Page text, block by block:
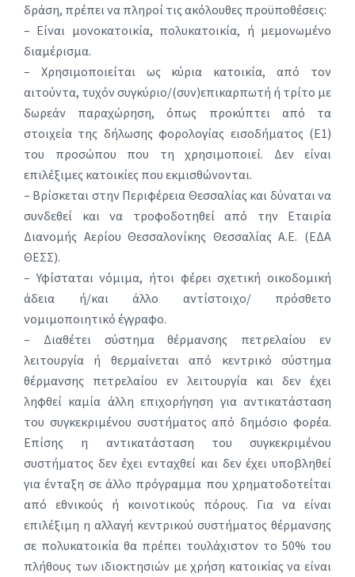
δράση, πρέπει να πληροί τις ακόλουθες προϋποθέσεις:
– Είναι μονοκατοικία, πολυκατοικία, ή μεμονωμένο
διαμέρισμα.
– Χρησιμοποιείται ως κύρια κατοικία, από τον
αιτούντα, τυχόν συγκύριο/(συν)επικαρπωτή ή τρίτο με
δωρεάν παραχώρηση, όπως προκύπτει από τα
στοιχεία της δήλωσης φορολογίας εισοδήματος (Ε1)
του προσώπου που τη χρησιμοποιεί. Δεν είναι
επιλέξιμες κατοικίες που εκμισθώνονται.
– Βρίσκεται στην Περιφέρεια Θεσσαλίας και δύναται να
συνδεθεί και να τροφοδοτηθεί από την Εταιρία
Διανομής Αερίου Θεσσαλονίκης Θεσσαλίας Α.Ε. (ΕΔΑ
ΘΕΣΣ).
– Υφίσταται νόμιμα, ήτοι φέρει σχετική οικοδομική
άδεια ή/και άλλο αντίστοιχο/ πρόσθετο
νομιμοποιητικό έγγραφο.
– Διαθέτει σύστημα θέρμανσης πετρελαίου εν
λειτουργία ή θερμαίνεται από κεντρικό σύστημα
θέρμανσης πετρελαίου εν λειτουργία και δεν έχει
ληφθεί καμία άλλη επιχορήγηση για αντικατάσταση
του συγκεκριμένου συστήματος από δημόσιο φορέα.
Επίσης η αντικατάσταση του συγκεκριμένου
συστήματος δεν έχει ενταχθεί και δεν έχει υποβληθεί
για ένταξη σε άλλο πρόγραμμα που χρηματοδοτείται
από εθνικούς ή κοινοτικούς πόρους. Για να είναι
επιλέξιμη η αλλαγή κεντρικού συστήματος θέρμανσης
σε πολυκατοικία θα πρέπει τουλάχιστον το 50% του
πλήθους των ιδιοκτησιών με χρήση κατοικίας να είναι